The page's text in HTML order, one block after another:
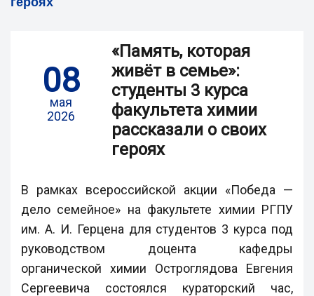
08
мая
2026
«Память, которая
живёт в семье»:
студенты 3 курса
факультета химии
рассказали о своих
героях
В рамках всероссийской акции «Победа —
дело семейное» на факультете химии РГПУ
им. А. И. Герцена для студентов 3 курса под
руководством доцента кафедры
органической химии Остроглядова Евгения
Сергеевича состоялся кураторский час,